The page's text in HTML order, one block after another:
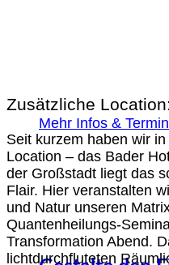
Mehr Infos &
Zusätzliche
Seit kurzem haben wir
Location – das Bader
der Großstadt liegt das
Flair. Hier veranstalten
und Natur unseren
Quantenheilungs-
Transformation Abend.
lichtdurchfluteten